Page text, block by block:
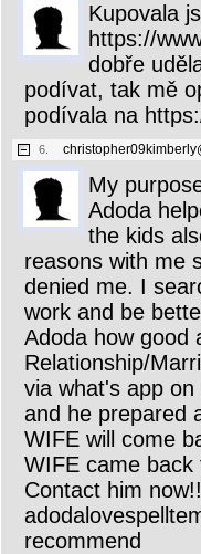
Kupovala
https://
dobře
podívat, tak mě
podívala na
6.
My
Adoda
the kids
reasons with me
denied me. I
work and be
Adoda how good
Relationship/
via what's app
and he prepared
WIFE will come
WIFE came back
Contact him
recommend